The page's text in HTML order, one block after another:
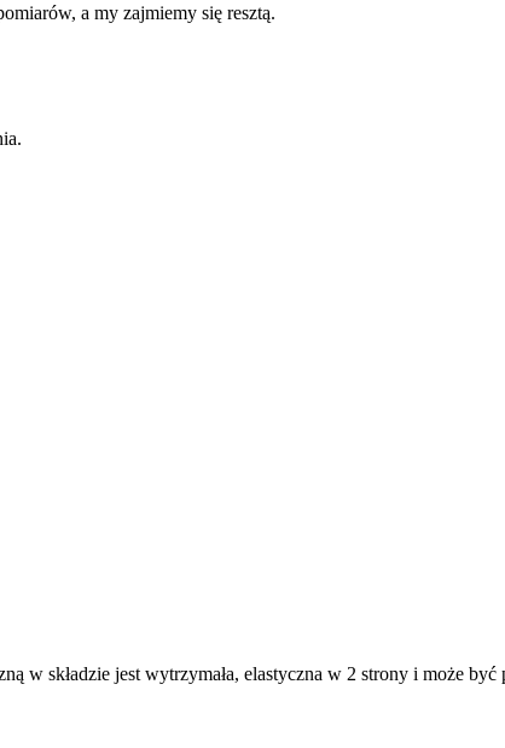
a my zajmiemy się resztą.
w składzie jest wytrzymała, elastyczna w 2 strony i może być